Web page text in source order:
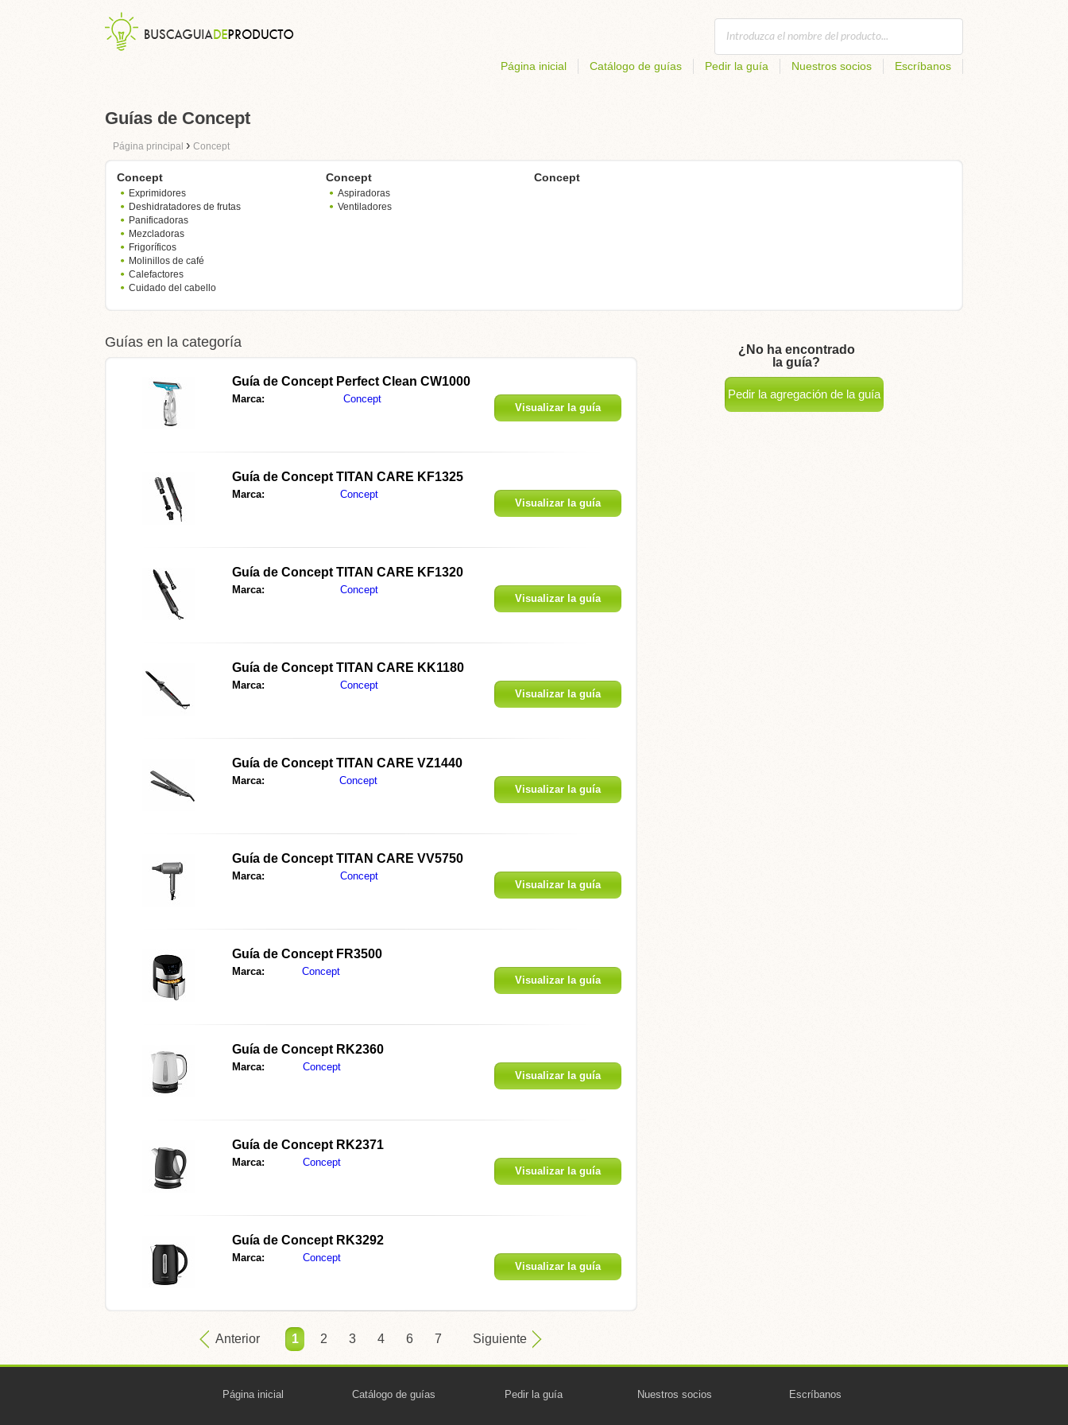
Página inicial Catálogo de guías Pedir la guía Nuestros socios Escríbanos
Guías de Concept
Página principal › Concept
Concept
Exprimidores
Deshidratadores de frutas
Panificadoras
Mezcladoras
Frigoríficos
Molinillos de café
Calefactores
Cuidado del cabello
Concept
Aspiradoras
Ventiladores
Concept
Guías en la categoría
Guía de Concept Perfect Clean CW1000
Marca: Concept
Visualizar la guía
Guía de Concept TITAN CARE KF1325
Marca: Concept
Visualizar la guía
Guía de Concept TITAN CARE KF1320
Marca: Concept
Visualizar la guía
Guía de Concept TITAN CARE KK1180
Marca: Concept
Visualizar la guía
Guía de Concept TITAN CARE VZ1440
Marca: Concept
Visualizar la guía
Guía de Concept TITAN CARE VV5750
Marca: Concept
Visualizar la guía
Guía de Concept FR3500
Marca: Concept
Visualizar la guía
Guía de Concept RK2360
Marca: Concept
Visualizar la guía
Guía de Concept RK2371
Marca: Concept
Visualizar la guía
Guía de Concept RK3292
Marca: Concept
Visualizar la guía
Anterior 1 2 3 4 6 7 Siguiente
¿No ha encontrado
la guía?
Pedir la agregación de la guía
Página inicial Catálogo de guías Pedir la guía Nuestros socios Escríbanos